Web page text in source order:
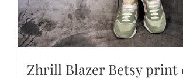
Zhrill Blazer Betsy print